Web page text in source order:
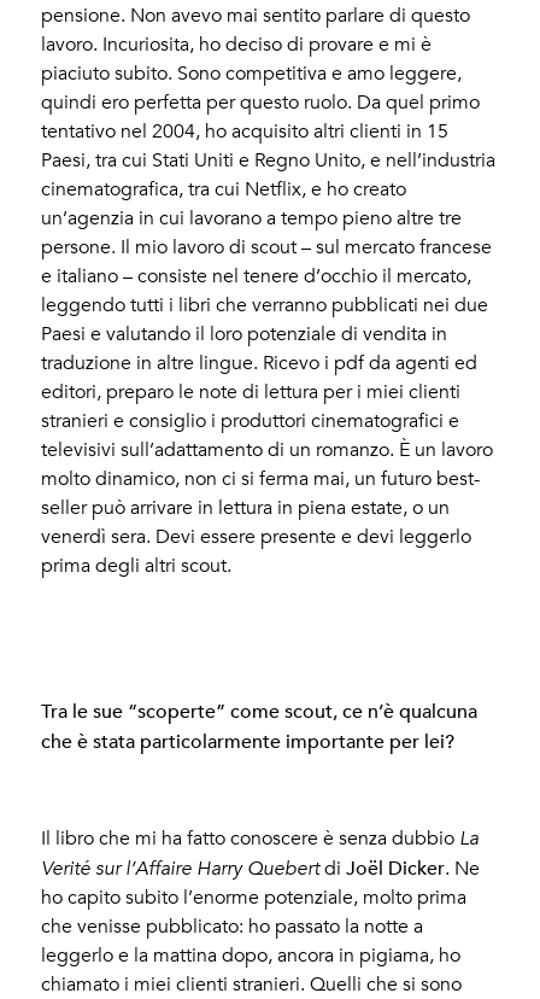
pensione. Non avevo mai sentito parlare di questo
lavoro. Incuriosita, ho deciso di provare e mi è
piaciuto subito. Sono competitiva e amo leggere,
quindi ero perfetta per questo ruolo. Da quel primo
tentativo nel 2004, ho acquisito altri clienti in 15
Paesi, tra cui Stati Uniti e Regno Unito, e nell’industria
cinematografica, tra cui Netflix, e ho creato
un’agenzia in cui lavorano a tempo pieno altre tre
persone. Il mio lavoro di scout – sul mercato francese
e italiano – consiste nel tenere d’occhio il mercato,
leggendo tutti i libri che verranno pubblicati nei due
Paesi e valutando il loro potenziale di vendita in
traduzione in altre lingue. Ricevo i pdf da agenti ed
editori, preparo le note di lettura per i miei clienti
stranieri e consiglio i produttori cinematografici e
televisivi sull’adattamento di un romanzo. È un lavoro
molto dinamico, non ci si ferma mai, un futuro best-
seller può arrivare in lettura in piena estate, o un
venerdì sera. Devi essere presente e devi leggerlo
prima degli altri scout.
Tra le sue “scoperte” come scout, ce n’è qualcuna
che è stata particolarmente importante per lei?
Il libro che mi ha fatto conoscere è senza dubbio La
Verité sur l’Affaire Harry QuebertdiJoël Dicker. Ne
ho capito subito l’enorme potenziale, molto prima
che venisse pubblicato: ho passato la notte a
leggerlo e la mattina dopo, ancora in pigiama, ho
chiamato i miei clienti stranieri. Quelli che si sono